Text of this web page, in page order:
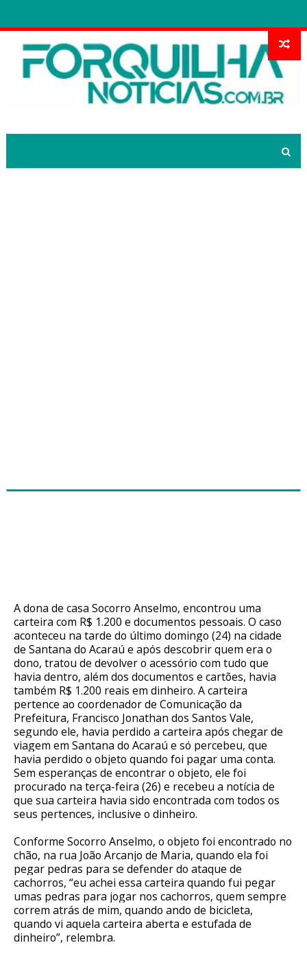
A dona de casa Socorro Anselmo, encontrou uma
carteira com R$ 1.200 e documentos pessoais. O caso
aconteceu na tarde do último domingo (24) na cidade
de Santana do Acaraú e após descobrir quem era o
dono, tratou de devolver o acessório com tudo que
havia dentro, além dos documentos e cartões, havia
também R$ 1.200 reais em dinheiro. A carteira
pertence ao coordenador de Comunicação da
Prefeitura, Francisco Jonathan dos Santos Vale,
segundo ele, havia perdido a carteira após chegar de
viagem em Santana do Acaraú e só percebeu, que
havia perdido o objeto quando foi pagar uma conta.
Sem esperanças de encontrar o objeto, ele foi
procurado na terça-feira (26) e recebeu a notícia de
que sua carteira havia sido encontrada com todos os
seus pertences, inclusive o dinheiro.
Conforme Socorro Anselmo, o objeto foi encontrado no
chão, na rua João Arcanjo de Maria, quando ela foi
pegar pedras para se defender do ataque de
cachorros, “eu achei essa carteira quando fui pegar
umas pedras para jogar nos cachorros, quem sempre
correm atrás de mim, quando ando de bicicleta,
quando vi aquela carteira aberta e estufada de
dinheiro”, relembra.